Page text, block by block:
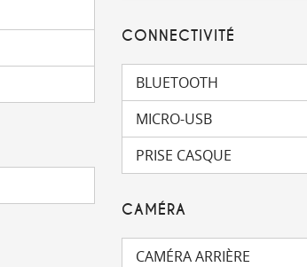
CONNECTIVITÉ
BLUETOOTH
MICRO-USB
PRISE CASQUE
CAMÉRA
CAMÉRA ARRIÈRE